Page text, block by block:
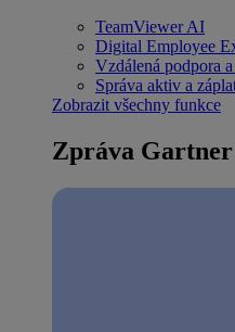
TeamViewer AI
Digital Employee
Vzdálená podpora
Správa aktiv a
Zobrazit všechny funkce
Zpráva Gartner